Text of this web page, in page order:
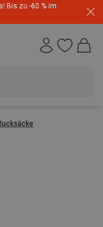
Bis zu -60 % im